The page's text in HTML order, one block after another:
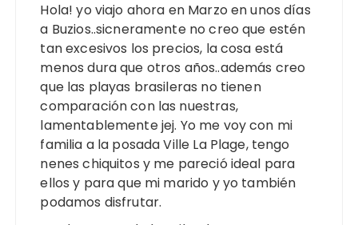
Hola! yo viajo ahora en Marzo en unos días
a Buzios..sicneramente no creo que estén
tan excesivos los precios, la cosa está
menos dura que otros años..además creo
que las playas brasileras no tienen
comparación con las nuestras,
lamentablemente jej. Yo me voy con mi
familia a la posada Ville La Plage, tengo
nenes chiquitos y me pareció ideal para
ellos y para que mi marido y yo también
podamos disfrutar.